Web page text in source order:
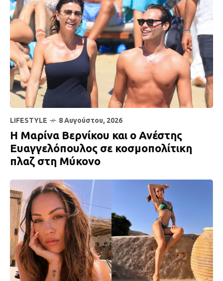
LIFESTYLE 8 Αυγούστου, 2026
H Μαρίνα Βερνίκου και ο Ανέστης
Ευαγγελόπουλος σε κοσμοπολίτικη
πλαζ στη Μύκονο